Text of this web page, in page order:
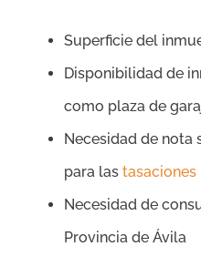
Superficie del
Disponibilidad de
como plaza de
Necesidad de
para las
Necesidad de
Provincia de Ávila